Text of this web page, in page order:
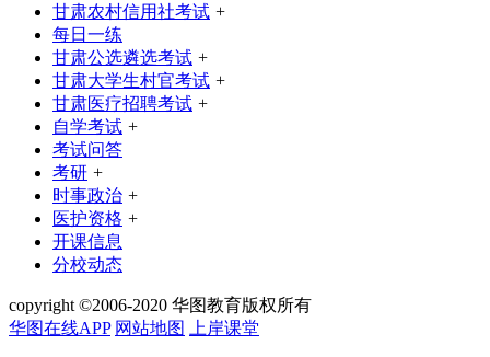
甘肃农村信用社考试 +
每日一练
甘肃公选遴选考试 +
甘肃大学生村官考试 +
甘肃医疗招聘考试 +
自学考试 +
考试问答
考研 +
时事政治 +
医护资格 +
开课信息
分校动态
copyright ©2006-2020 华图教育版权所有
华图在线APP 网站地图 上岸课堂